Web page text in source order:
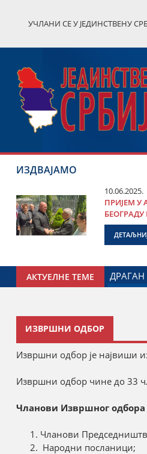
УЧЛАНИ СЕ У ЈЕДИНСТВЕНУ
ИЗДВАЈАМО
10.06.2025.
ПРИЈЕМ У
АКТУЕЛНЕ ТЕМЕ
ДОГОВОРЕН
ИЗВРШНИ ОДБОР
Извршни одбор је највиши
Извршни одбор чине до 33
Чланови Извршног одбора
Чланови
Народни посланици;